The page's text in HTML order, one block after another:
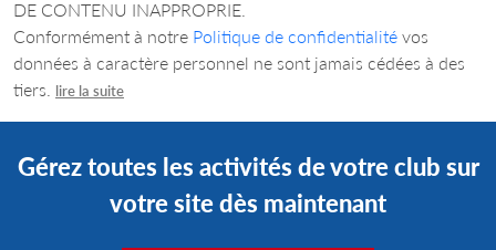
DE CONTENU INAPPROPRIE.
Conformément à notre Politique de confidentialité vos
données à caractère personnel ne sont jamais cédées à des
tiers.
lire la suite
Gérez toutes les activités de votre club sur
votre site dès maintenant